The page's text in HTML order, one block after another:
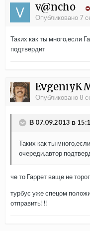
v@ncho
Опубликовано 7
Таких как ты много,если
подтвердит
Опубликовано 8
В 07.09.2013 в
Таких как ты
очереди,автор
че то Гаррет ваще не
турбус уже спецом
отправить!!!